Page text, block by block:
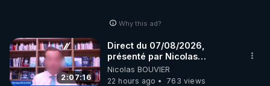
Why this ad?
2:07:16
Direct du 07/08/2026,
présenté par Nicolas
BOUVIER
Nicolas BOUVIER
22 hours ago
763 views